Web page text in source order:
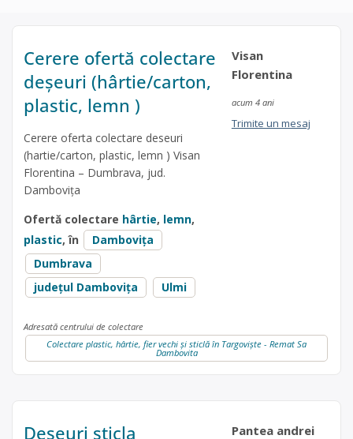
Cerere ofertă colectare
deșeuri (hârtie/carton,
plastic, lemn )
Cerere oferta colectare deseuri
(hartie/carton, plastic, lemn ) Visan
Florentina – Dumbrava, jud.
Dambovița
Ofertă colectare hârtie, lemn,
plastic, în
Dambovița
Dumbrava
județul Dambovița
Ulmi
Visan
Florentina
acum 4 ani
Trimite un mesaj
Adresată centrului de colectare
Colectare plastic, hârtie, fier vechi și sticlă în Targoviște - Remat Sa
Dambovita
Deșeuri sticla Pantea andrei